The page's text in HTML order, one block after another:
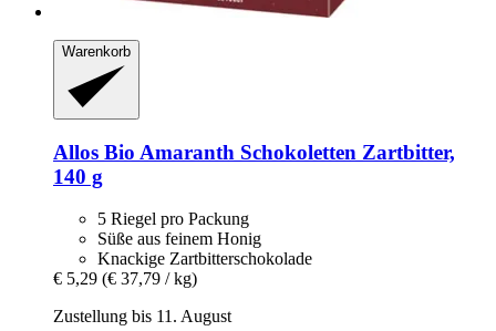
Warenkorb
Allos Bio Amaranth Schokoletten Zartbitter,
140 g
5 Riegel pro Packung
Süße aus feinem Honig
Knackige Zartbitterschokolade
€ 5,29 (€ 37,79 / kg)
Zustellung bis 11. August